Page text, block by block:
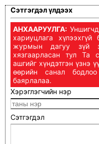
Сэтгэгдэл үлдээх
АНХААРУУЛГА:
хариуцлага
журмын дагуу зүй
хязгаарласан тул Та
ашгийг хүндэтгэн үзнэ
өөрийн санал
баярлалаа.
Хэрэглэгчийн нэр
Сэтгэгдэл